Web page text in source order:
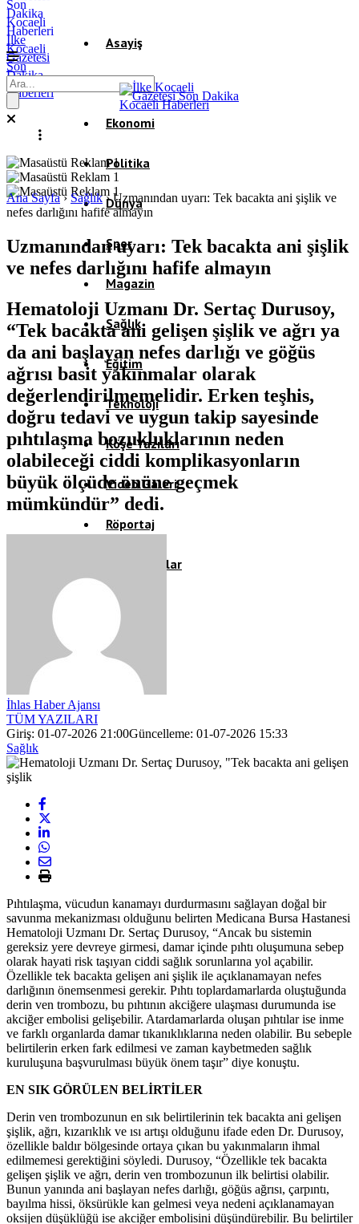
İlke
Kocaeli
Gazetesi
Son
Dakika
Kocaeli
Haberleri
Asayiş
Gündem
Ekonomi
Politika
Dünya
Spor
Magazin
Sağlık
Eğitim
Teknoloji
Köşe Yazıları
Video Galeri
Röportaj
Resmi İlanlar
Ana Sayfa› Sağlık›Uzmanından uyarı: Tek bacakta ani şişlik ve
nefes darlığını hafife almayın
Uzmanından uyarı: Tek bacakta ani şişlik
ve nefes darlığını hafife almayın
Hematoloji Uzmanı Dr. Sertaç Durusoy,
“Tek bacakta ani gelişen şişlik ve ağrı ya
da ani başlayan nefes darlığı ve göğüs
ağrısı basit yakınmalar olarak
değerlendirilmemelidir. Erken teşhis,
doğru tedavi ve uygun takip sayesinde
pıhtılaşma bozukluklarının neden
olabileceği ciddi komplikasyonların
büyük ölçüde önüne geçmek
mümkündür” dedi.
İhlas Haber Ajansı
TÜM YAZILARI
Giriş: 01-07-2026 21:00Güncelleme: 01-07-2026 15:33
Sağlık
Pıhtılaşma, vücudun kanamayı durdurmasını sağlayan doğal bir
savunma mekanizması olduğunu belirten Medicana Bursa Hastanesi
Hematoloji Uzmanı Dr. Sertaç Durusoy, “Ancak bu sistemin
gereksiz yere devreye girmesi, damar içinde pıhtı oluşumuna sebep
olarak hayati risk taşıyan ciddi sağlık sorunlarına yol açabilir.
Özellikle tek bacakta gelişen ani şişlik ile açıklanamayan nefes
darlığının önemsenmesi gerekir. Pıhtı toplardamarlarda oluştuğunda
derin ven trombozu, bu pıhtının akciğere ulaşması durumunda ise
akciğer embolisi gelişebilir. Atardamarlarda oluşan pıhtılar ise inme
ve farklı organlarda damar tıkanıklıklarına neden olabilir. Bu sebeple
belirtilerin erken fark edilmesi ve zaman kaybetmeden sağlık
kuruluşuna başvurulması büyük önem taşır” diye konuştu.
EN SIK GÖRÜLEN BELİRTİLER
Derin ven trombozunun en sık belirtilerinin tek bacakta ani gelişen
şişlik, ağrı, kızarıklık ve ısı artışı olduğunu ifade eden Dr. Durusoy,
özellikle baldır bölgesinde ortaya çıkan bu yakınmaların ihmal
edilmemesi gerektiğini söyledi. Durusoy, “Özellikle tek bacakta
gelişen şişlik ve ağrı, derin ven trombozunun ilk belirtisi olabilir.
Bunun yanında ani başlayan nefes darlığı, göğüs ağrısı, çarpıntı,
bayılma hissi, öksürükle kan gelmesi veya nedeni açıklanamayan
oksijen düşüklüğü ise akciğer embolisini düşündürebilir. Bu belirtiler